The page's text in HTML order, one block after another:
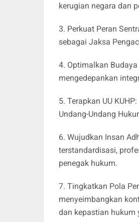
kerugian negara dan
3. Perkuat Peran
sebagai Jaksa
4. Optimalkan
mengedepankan
5. Terapkan UU
Undang-Undang
6. Wujudkan Insan
terstandardisasi,
penegak hukum.
7. Tingkatkan Pola
menyeimbangkan
dan kepastian hukum